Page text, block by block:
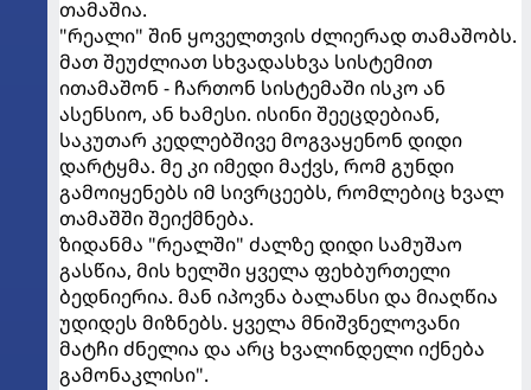
თამაშია.
"რეალი" შინ ყოველთვის ძლიერად თამაშობს.
მათ შეუძლიათ სხვადასხვა სისტემით
ითამაშონ - ჩართონ სისტემაში ისკო ან
ასენსიო, ან ხამესი. ისინი შეეცდებიან,
საკუთარ კედლებშივე მოგვაყენონ დიდი
დარტყმა. მე კი იმედი მაქვს, რომ გუნდი
გამოიყენებს იმ სივრცეებს, რომლებიც ხვალ
თამაშში შეიქმნება.
ზიდანმა "რეალში" ძალზე დიდი სამუშაო
გასწია, მის ხელში ყველა ფეხბურთელი
ბედნიერია. მან იპოვნა ბალანსი და მიაღწია
უდიდეს მიზნებს. ყველა მნიშვნელოვანი
მატჩი ძნელია და არც ხვალინდელი იქნება
გამონაკლისი".